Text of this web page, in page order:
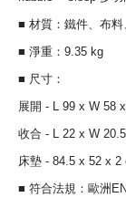
■ 材質：鐵件、布
■ 淨重：9.35 kg
■ 尺寸：
展開 - L 99 x W 58
收合 - L 22 x W
床墊 - 84.5 x 52 x 2
■ 符合法規：歐洲